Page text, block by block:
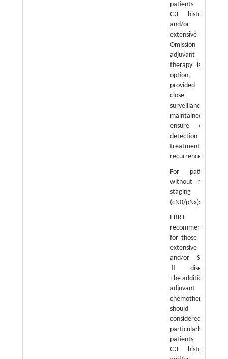
patients with
G3 histology
and/or
extensive LVSI.
Omission of
adjuvant
therapy is an
option,
provided that
close
surveillance is
maintained to
ensure early
detection and
treatment of
recurrence.
For patients
without nodal
staging
(cN0/pNx):
EBRT is
recommended
for those with
extensive LVSI
and/or Stage
Ⅱ disease.
The addition of
adjuvant
chemotherapy
should be
considered,
particularly for
patients with
G3 histology